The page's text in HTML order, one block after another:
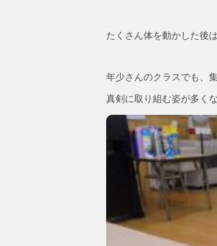
たくさん体を動かした後
年少さんのクラスでも、
真剣に取り組む姿が多く